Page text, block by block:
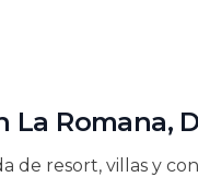
La
de resort, villas y